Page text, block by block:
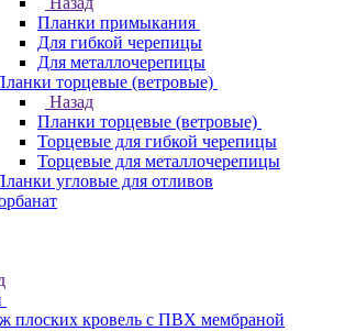
Планки примыкания
Для гибкой черепицы
Для металлочерепицы
торцевые (ветровые)
Назад
Планки торцевые (ветровые)
Торцевые для гибкой черепицы
Торцевые для металлочерепицы
угловые для отливов
плоских кровель с ПВХ мембраной